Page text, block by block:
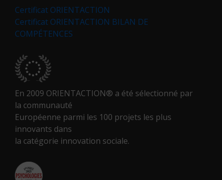
Certificat ORIENTACTION
Certificat ORIENTACTION BILAN DE
COMPÉTENCES
En 2009 ORIENTACTION® a été sélectionné par
la communauté
Européenne parmi les 100 projets les plus
innovants dans
la catégorie innovation sociale.